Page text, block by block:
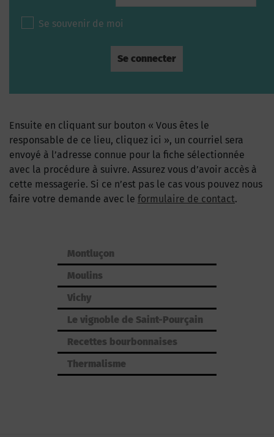
Se souvenir de moi
Ensuite en cliquant sur bouton « Vous êtes le
responsable de ce lieu, cliquez ici », un courriel sera
envoyé à l’adresse connue pour la fiche sélectionnée
avec la procédure à suivre. Assurez vous d’avoir accès à
cette messagerie. Si ce n’est pas le cas vous pouvez nous
faire votre demande avec le formulaire de contact.
Montluçon
Moulins
Vichy
Le vignoble de Saint-Pourçain
Recettes bourbonnaises
Thermalisme